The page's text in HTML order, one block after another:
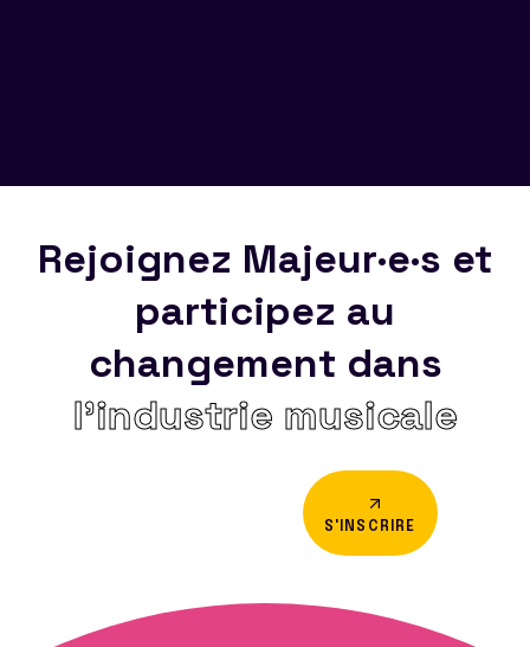
Rejoignez Majeur·e·s et
participez au
changement dans
l’industrie musicale
S'INSCRIRE